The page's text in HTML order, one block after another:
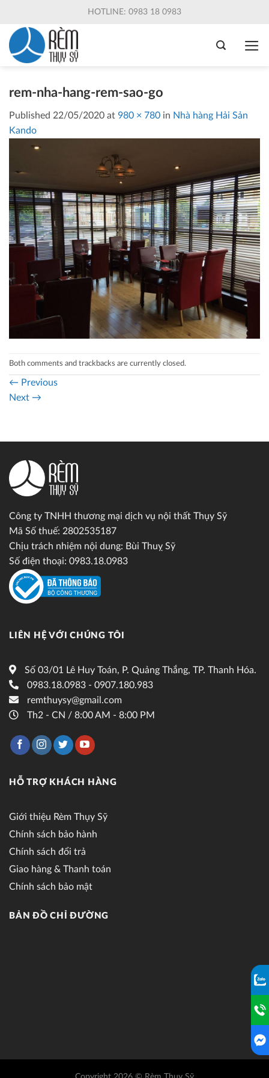
content
HOTLINE: 0983 18 0983
rem-nha-hang-rem-sao-go
Published 22/05/2020 at 980 × 780 in Nhà hàng Hải Sản
Kando
Both comments and trackbacks are currently closed.
← Previous
Next →
Công ty TNHH thương mại dịch vụ nội thất Thụy Sỹ
Mã Số thuế: 2802535187
Chịu trách nhiệm nội dung: Bùi Thuỵ Sỹ
Số điện thoại: 0983.18.0983
LIÊN HỆ VỚI CHÚNG TÔI
Số 03/01 Lê Huy Toán, P. Quảng Thắng, TP. Thanh Hóa.
0983.18.0983 - 0907.180.983
remthuysy@gmail.com
Th2 - CN / 8:00 AM - 8:00 PM
HỖ TRỢ KHÁCH HÀNG
Giới thiệu Rèm Thụy Sỹ
Chính sách bảo hành
Chính sách đổi trả
Giao hàng & Thanh toán
Chính sách bảo mật
BẢN ĐỒ CHỈ ĐƯỜNG